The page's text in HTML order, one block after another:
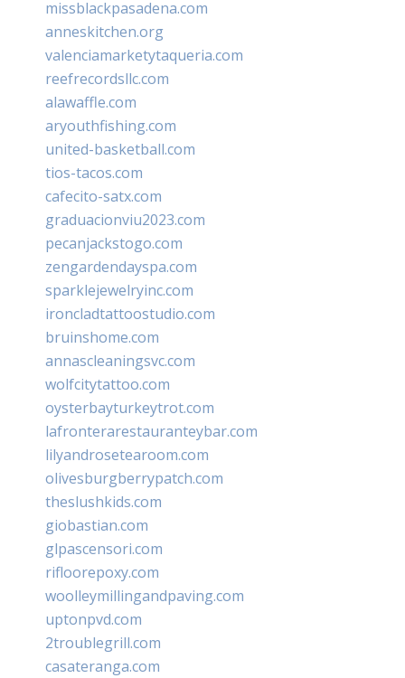
missblackpasadena.com
anneskitchen.org
valenciamarketytaqueria.com
reefrecordsllc.com
alawaffle.com
aryouthfishing.com
united-basketball.com
tios-tacos.com
cafecito-satx.com
graduacionviu2023.com
pecanjackstogo.com
zengardendayspa.com
sparklejewelryinc.com
ironcladtattoostudio.com
bruinshome.com
annascleaningsvc.com
wolfcitytattoo.com
oysterbayturkeytrot.com
lafronterarestauranteybar.com
lilyandrosetearoom.com
olivesburgberrypatch.com
theslushkids.com
giobastian.com
glpascensori.com
rifloorepoxy.com
woolleymillingandpaving.com
uptonpvd.com
2troublegrill.com
casateranga.com